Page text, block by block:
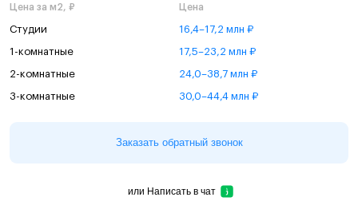
Цена за м2, ₽
Цена
Студии 16,4–17,2 млн ₽
1-комнатные 17,5–23,2 млн ₽
2-комнатные 24,0–38,7 млн ₽
3-комнатные 30,0–44,4 млн ₽
Заказать обратный звонок
или Написать в чат